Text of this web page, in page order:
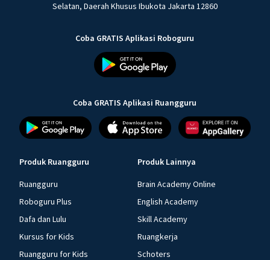
Selatan, Daerah Khusus Ibukota Jakarta 12860
Coba GRATIS Aplikasi Roboguru
Coba GRATIS Aplikasi Ruangguru
Produk Ruangguru
Ruangguru
Roboguru Plus
Dafa dan Lulu
Kursus for Kids
Ruangguru for Kids
Produk Lainnya
Brain Academy Online
English Academy
Skill Academy
Ruangkerja
Schoters